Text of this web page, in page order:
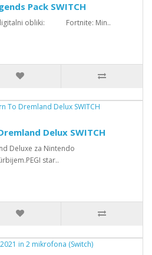
Pack SWITCH
digitalni obliki: Fortnite: Min..
Delux SWITCH
Deluxe za Nintendo
star..